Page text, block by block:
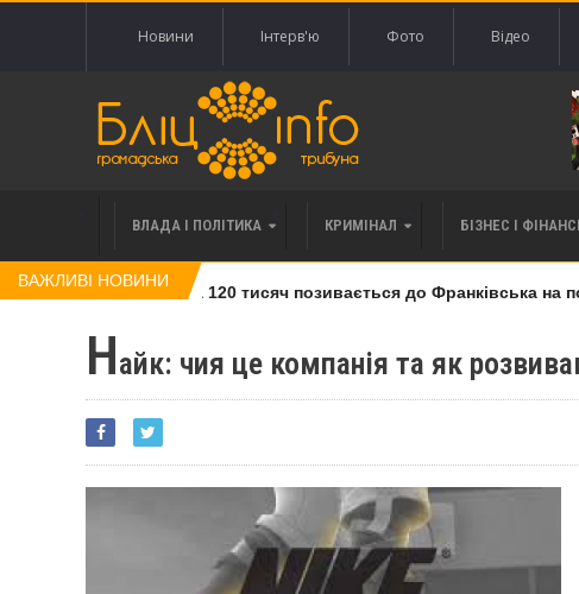
Новини Інтерв'ю Фото Відео
ВЛАДА І ПОЛІТИКА КРИМІНАЛ БІЗНЕС І
ВАЖЛИВІ НОВИНИ
права вимоги за 120 тисяч позивається до Франківська на
Найк: чия це компанія та як